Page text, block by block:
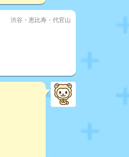
渋谷・恵比寿・代官山